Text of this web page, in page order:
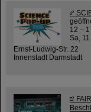
12 –
Sa,
Ernst-Ludwig-Str. 22
Innenstadt Darmstadt